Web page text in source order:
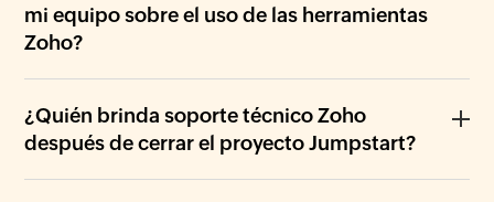
mi equipo sobre el uso de las herramientas
Zoho?
¿Quién brinda soporte técnico Zoho
después de cerrar el proyecto Jumpstart?